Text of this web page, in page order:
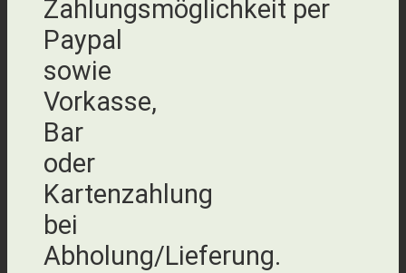
Zahlungsmöglichkeit per
Paypal
sowie
Vorkasse,
Bar
oder
Kartenzahlung
bei
Abholung/Lieferung.